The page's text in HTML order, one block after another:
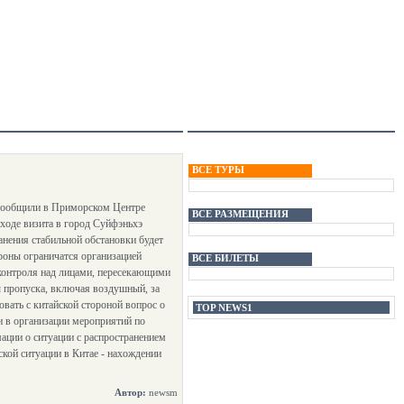
в Приморском Центре
визита в город Суйфэньхэ
стабильной обстановки будет
ограничатся организацией
над лицами, пересекающими
пропуска, включая воздушный, за
с китайской стороной вопрос о
в организации мероприятий по
о ситуации с распространением
ситуации в Китае - нахождении
Автор: newsm
ВСЕ ТУРЫ
ВСЕ РАЗМЕЩЕНИЯ
ВСЕ БИЛЕТЫ
TOP NEWS1